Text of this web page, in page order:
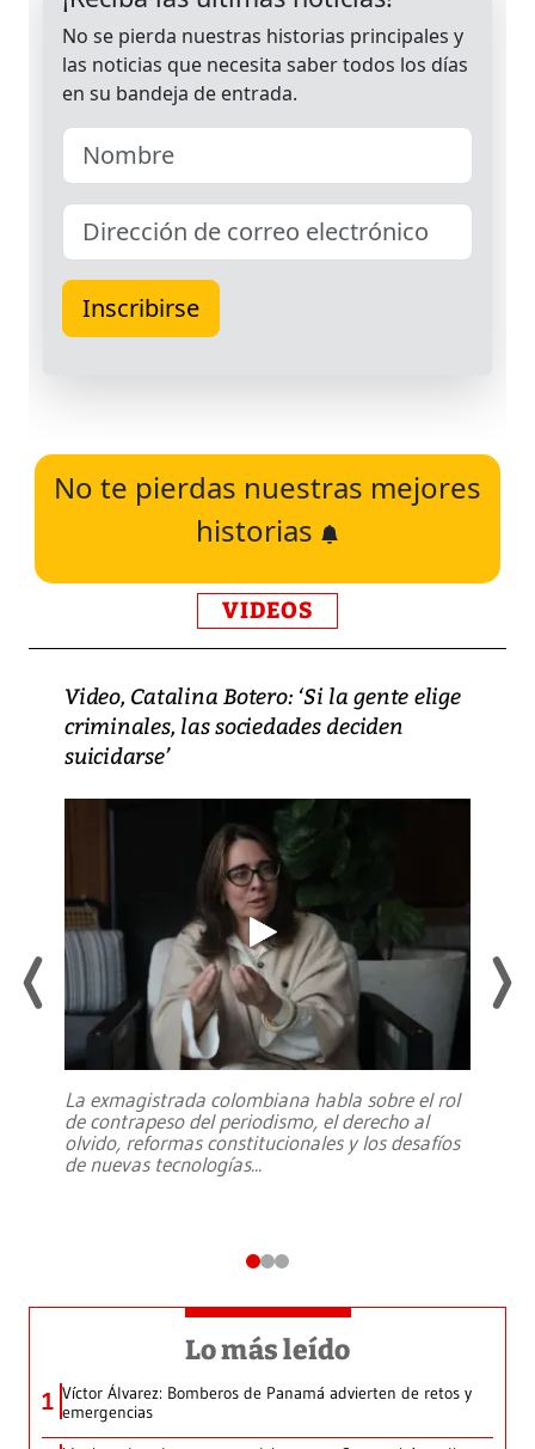
No te pierdas nuestras mejores
historias
VIDEOS
Video, Catalina Botero: ‘Si la gente elige
criminales, las sociedades deciden
suicidarse’
La exmagistrada colombiana habla sobre el rol
de contrapeso del periodismo, el derecho al
olvido, reformas constitucionales y los desafíos
de nuevas tecnologías...
Lo más leído
1 Víctor Álvarez: Bomberos de Panamá advierten de retos y
emergencias